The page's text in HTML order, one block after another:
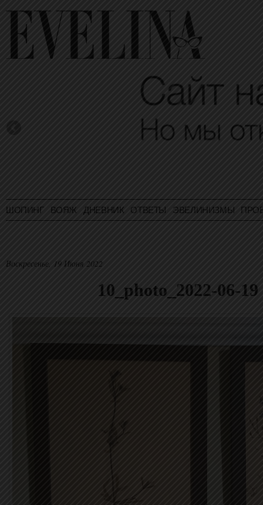
ШОПИНГ ВОЯЖ ДНЕВНИК ОТВЕТЫ ЭВЕЛИНИЗМЫ
Воскресенье, 19 Июня 2022
10_photo_2022-06-19